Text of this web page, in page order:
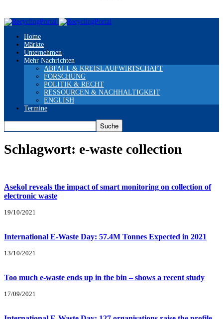
Home
Märkte
Unternehmen
Mehr Nachrichten
ABFALL & KREISLAUFWIRTSCHAFT
FORSCHUNG
POLITIK & RECHT
RESSOURCEN & NACHHALTIGKEIT
ENGLISH
Termine
Schlagwort: e-waste collection
Asekol reveals the impact of smart monitoring on collection of
electronic waste
19/10/2021
International E-Waste Day: 57.4M Tonnes Expected in 2021
13/10/2021
Too much e-waste ends up in the bin – shows a recent study
17/09/2021